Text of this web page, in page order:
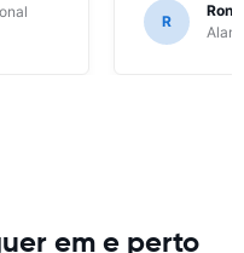
R
em e perto